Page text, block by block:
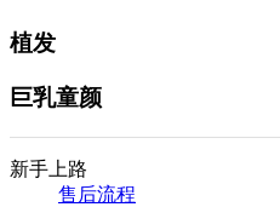
植发
巨乳童颜
新手上路
售后流程